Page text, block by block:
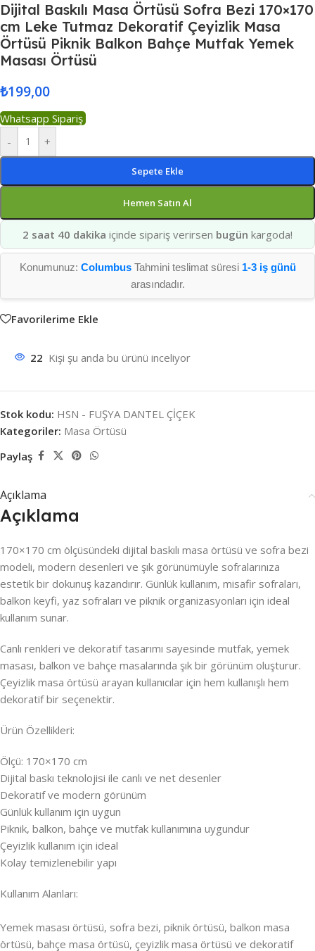
Dijital Baskılı Masa Örtüsü Sofra Bezi 170×170
cm Leke Tutmaz Dekoratif Çeyizlik Masa
Örtüsü Piknik Balkon Bahçe Mutfak Yemek
Masası Örtüsü
₺199,00
Whatsapp Sipariş
-
+
Sepete Ekle
Hemen Satın Al
2 saat 40 dakika içinde sipariş verirsen bugün kargoda!
Konumunuz: ColumbusTahmini teslimat süresi 1-3 iş günü
arasındadır.
Favorilerime Ekle
22 Kişi şu anda bu ürünü inceliyor
Stok kodu: HSN - FUŞYA DANTEL ÇİÇEK
Kategoriler: Masa Örtüsü
Paylaş
Açıklama
Açıklama
170×170 cm ölçüsündeki dijital baskılı masa örtüsü ve sofra bezi
modeli, modern desenleri ve şık görünümüyle sofralarınıza
estetik bir dokunuş kazandırır. Günlük kullanım, misafir sofraları,
balkon keyfi, yaz sofraları ve piknik organizasyonları için ideal
kullanım sunar.
Canlı renkleri ve dekoratif tasarımı sayesinde mutfak, yemek
masası, balkon ve bahçe masalarında şık bir görünüm oluşturur.
Çeyizlik masa örtüsü arayan kullanıcılar için hem kullanışlı hem
dekoratif bir seçenektir.
Ürün Özellikleri:
Ölçü: 170×170 cm
Dijital baskı teknolojisi ile canlı ve net desenler
Dekoratif ve modern görünüm
Günlük kullanım için uygun
Piknik, balkon, bahçe ve mutfak kullanımına uygundur
Çeyizlik kullanım için ideal
Kolay temizlenebilir yapı
Kullanım Alanları:
Yemek masası örtüsü, sofra bezi, piknik örtüsü, balkon masa
örtüsü, bahçe masa örtüsü, çeyizlik masa örtüsü ve dekoratif